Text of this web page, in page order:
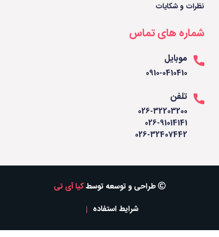
نظرات و شکایات
شماره های تماس
موبایل
0910-0410410
تلفن
026-32203200
026-91014141
026-32407442
طراحی و توسعه توسطکیا آی تی
شرایط استفاده